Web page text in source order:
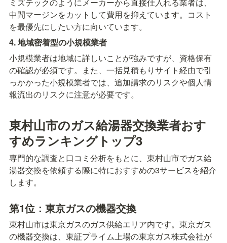
ミズテックのようにメーカーから直接仕入れる業者は、
中間マージンをカットして費用を抑えています。コスト
を最優先にしたい方に向いています。
4. 地域密着型の小規模業者
小規模業者は地域に詳しいことが強みですが、資格保有
の確認が必須です。また、一括見積もりサイト経由で引
っかかった小規模業者では、追加請求のリスクや個人情
報流出のリスクに注意が必要です。
東村山市のガス給湯器交換業者おす
すめランキングトップ3
専門的な調査と口コミ分析をもとに、東村山市でガス給
湯器交換を依頼する際に特におすすめの3サービスを紹介
します。
第1位：東京ガスの機器交換
東村山市は東京ガスのガス供給エリア内です。東京ガス
の機器交換は、東証プライム上場の東京ガス株式会社が